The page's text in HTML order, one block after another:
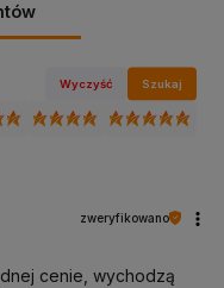
Wyczyść Szukaj
zweryfikowano
cenie, wychodzą